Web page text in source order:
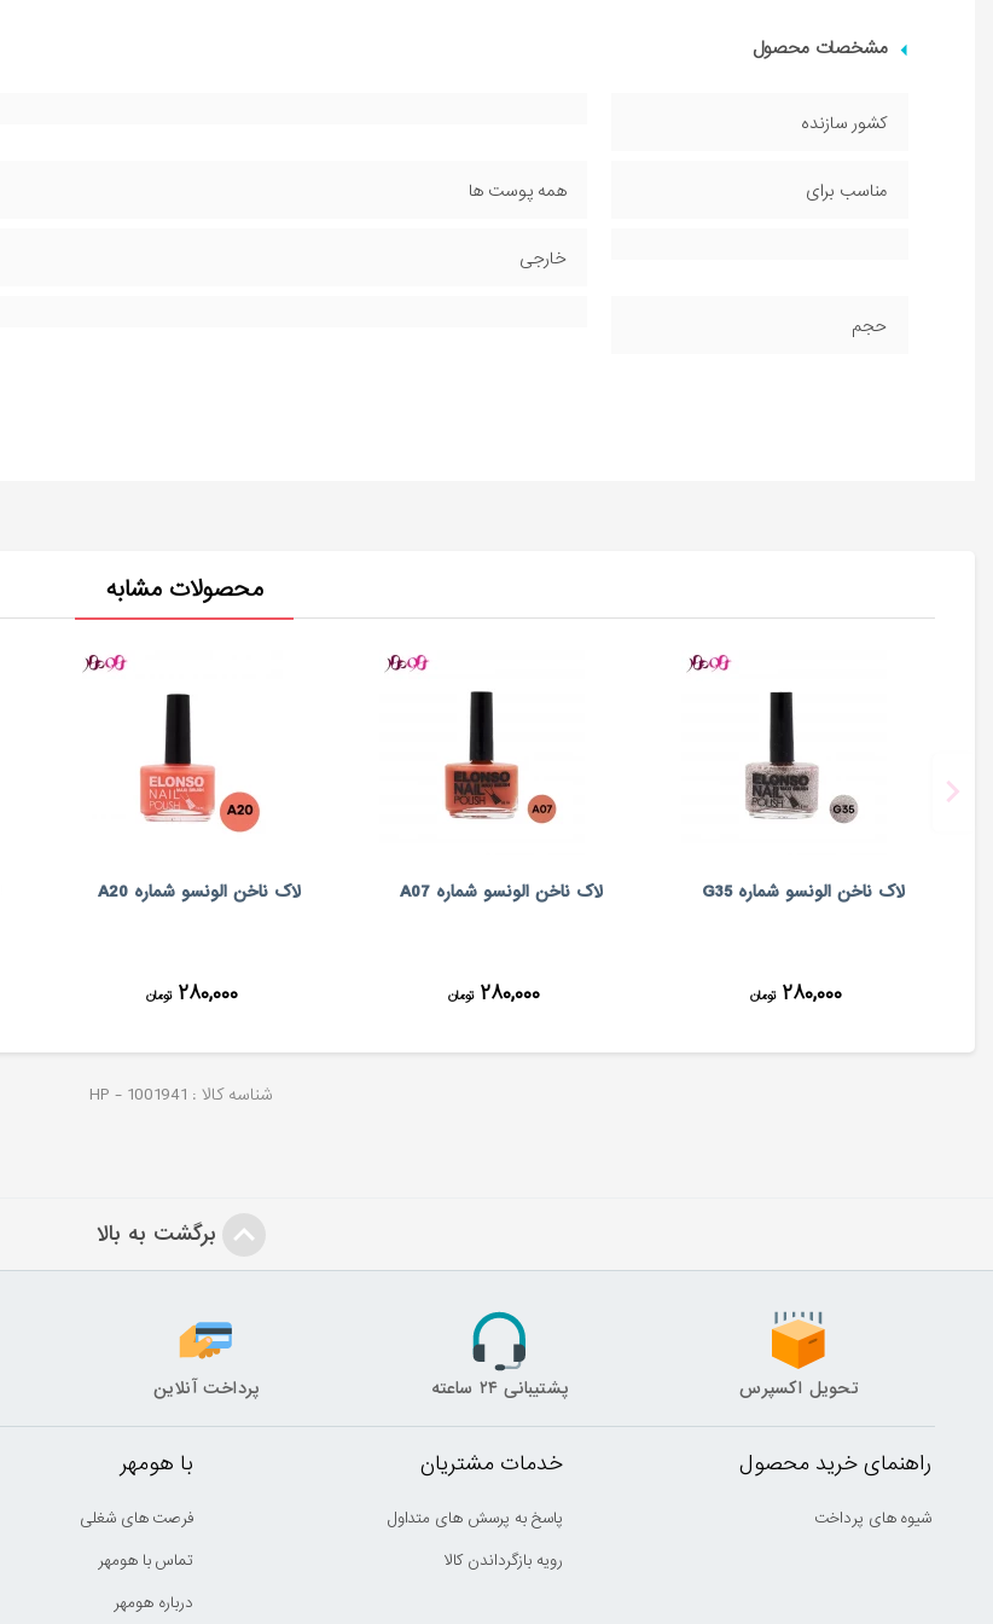
مشخصات محصول
کشور سازنده
مناسب برای همه پوست ها
خارجی
حجم
محصولات مشابه
لاک ناخن الونسو شماره G35
۲۸۰,۰۰۰ تومان
لاک ناخن الونسو شماره A07
۲۸۰,۰۰۰ تومان
لاک ناخن الونسو شماره A20
۲۸۰,۰۰۰ تومان
شناسه کالا : HP - 1001941
برگشت به بالا
تحویل اکسپرس پشتیبانی ۲۴ ساعته پرداخت آنلاین
راهنمای خرید محصول
شیوه های پرداخت
خدمات مشتریان
پاسخ به پرسش های متداول
رویه بازگرداندن کالا
با هومهر
فرصت های شغلی
تماس با هومهر
درباره هومهر